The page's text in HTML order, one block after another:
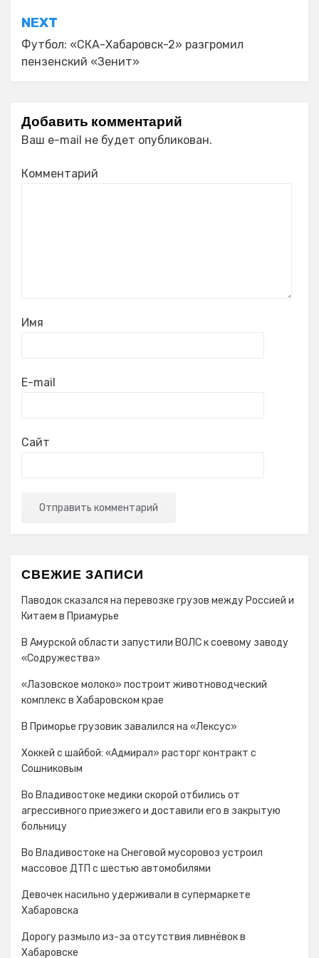
NEXT
Футбол: «СКА-Хабаровск-2» разгромил
пензенский «Зенит»
Добавить комментарий
Ваш e-mail не будет опубликован.
Комментарий
Имя
E-mail
Сайт
СВЕЖИЕ ЗАПИСИ
Паводок сказался на перевозке грузов между Россией и
Китаем в Приамурье
В Амурской области запустили ВОЛС к соевому заводу
«Содружества»
«Лазовское молоко» построит животноводческий
комплекс в Хабаровском крае
В Приморье грузовик завалился на «Лексус»
Хоккей с шайбой: «Адмирал» расторг контракт с
Сошниковым
Во Владивостоке медики скорой отбились от
агрессивного приезжего и доставили его в закрытую
больницу
Во Владивостоке на Снеговой мусоровоз устроил
массовое ДТП с шестью автомобилями
Девочек насильно удерживали в супермаркете
Хабаровска
Дорогу размыло из-за отсутствия ливнёвок в
Хабаровске